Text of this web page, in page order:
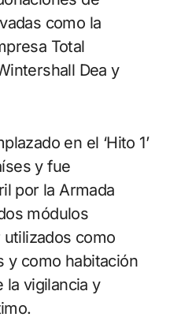
como la
Total
Dea y
en el ‘Hito 1’
y fue
por la Armada
módulos
como
y como habitación
la vigilancia y